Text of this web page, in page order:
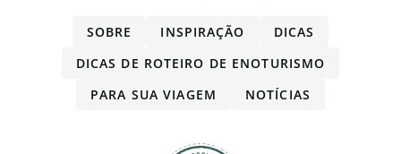
SOBRE INSPIRAÇÃO
DICAS
DICAS DE ROTEIRO DE ENOTURISMO
PARA SUA VIAGEM
NOTÍCIAS